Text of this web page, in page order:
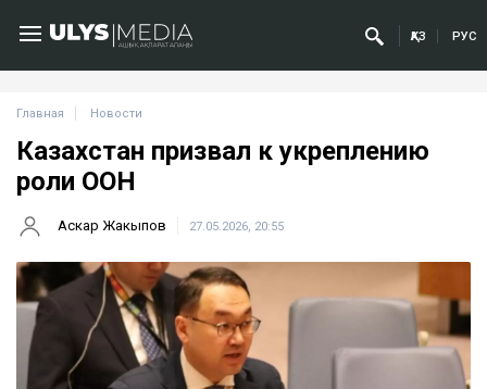
ҚАЗ РУС
Главная Новости
Казахстан призвал к укреплению
роли ООН
Аскар Жакыпов 27.05.2026, 20:55